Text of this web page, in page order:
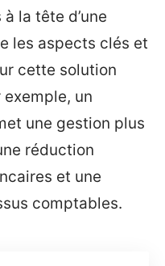
la tête d’une
les aspects clés et
cette solution
un
une gestion plus
réduction
et une
comptables.